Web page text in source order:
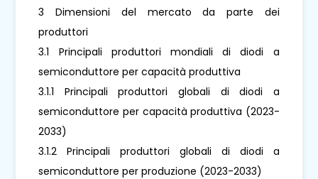
3 Dimensioni del mercato da parte dei
produttori
3.1 Principali produttori mondiali di diodi a
semiconduttore per capacità produttiva
3.1.1 Principali produttori globali di diodi a
semiconduttore per capacità produttiva (2023-
2033)
3.1.2 Principali produttori globali di diodi a
semiconduttore per produzione (2023-2033)